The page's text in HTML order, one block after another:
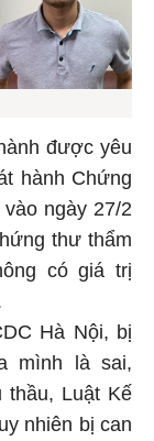
được yêu
hành Chứng
ngày 27/2
thư thẩm
có giá trị
Hà Nội, bị
mình là sai,
thầu, Luật Kế
nhiên bị can